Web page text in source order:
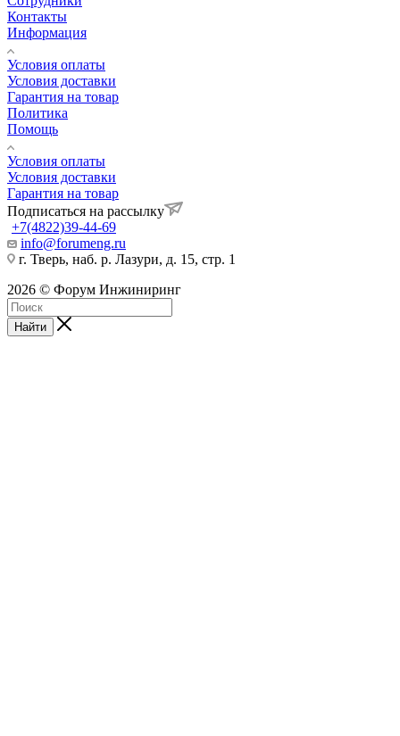
Контакты
Информация
Условия оплаты
Условия доставки
Гарантия на товар
Политика
Помощь
Условия оплаты
Условия доставки
Гарантия на товар
Подписаться на рассылку
+7(4822)39-44-69
info@forumeng.ru
г. Тверь, наб. р. Лазури, д. 15, стр. 1
2026 © Форум Инжиниринг
Найти